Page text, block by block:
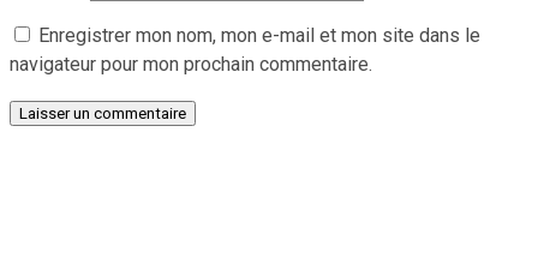
Enregistrer mon nom, mon e-mail et mon site dans le
navigateur pour mon prochain commentaire.